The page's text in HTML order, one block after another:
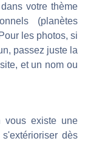
votre thème
(planètes
les photos, si
passez juste la
et un nom ou
vous existe une
dès